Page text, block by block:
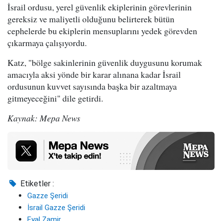
İsrail ordusu, yerel güvenlik ekiplerinin görevlerinin
gereksiz ve maliyetli olduğunu belirterek bütün
cephelerde bu ekiplerin mensuplarını yedek görevden
çıkarmaya çalışıyordu.
Katz, "bölge sakinlerinin güvenlik duygusunu korumak
amacıyla aksi yönde bir karar alınana kadar İsrail
ordusunun kuvvet sayısında başka bir azaltmaya
gitmeyeceğini" dile getirdi.
Kaynak: Mepa News
Etiketler :
Gazze Şeridi
İsrail Gazze Şeridi